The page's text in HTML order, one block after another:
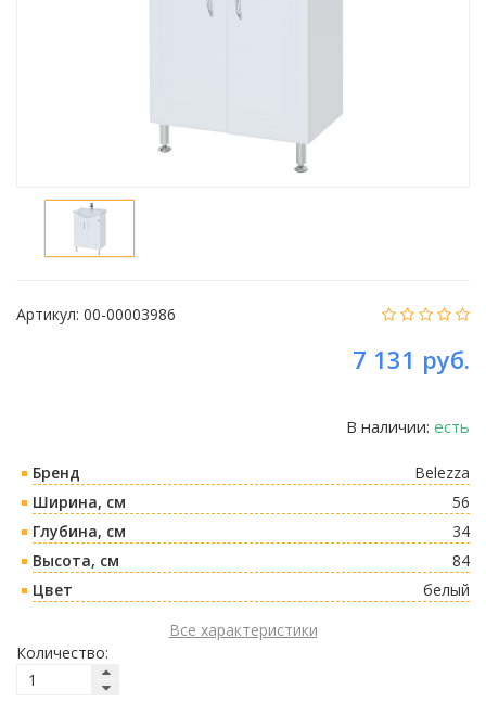
Артикул: 00-00003986
7 131 руб.
В наличии: есть
Бренд
Belezza
Ширина, см
56
Глубина, см
34
Высота, см
84
Цвет
белый
Все характеристики
Количество: